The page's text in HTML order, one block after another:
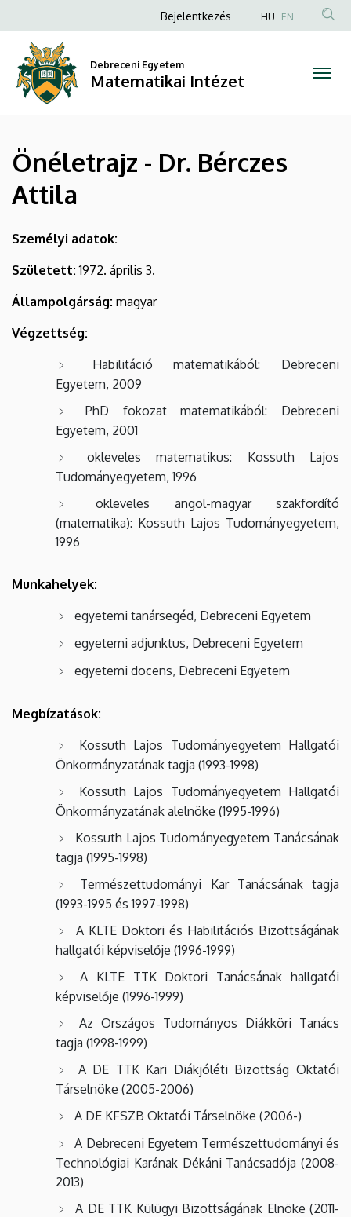
Dr.
Bérczes
Attila
Matematikai
Intézet
a
tartalomra
Anonim
fiók
menüje
Bejelentkezés HU EN
Debreceni Egyetem
Matematikai Intézet
Önéletrajz - Dr. Bérczes
Attila
Személyi adatok:
Született:1972. április 3.
Állampolgárság: magyar
Végzettség:
Habilitáció matematikából: Debreceni
Egyetem, 2009
PhD fokozat matematikából: Debreceni
Egyetem, 2001
okleveles matematikus: Kossuth Lajos
Tudományegyetem, 1996
okleveles angol-magyar szakfordító
(matematika): Kossuth Lajos Tudományegyetem,
1996
Munkahelyek:
egyetemi tanársegéd, Debreceni Egyetem
egyetemi adjunktus, Debreceni Egyetem
egyetemi docens, Debreceni Egyetem
Megbízatások:
Kossuth Lajos Tudományegyetem Hallgatói
Önkormányzatának tagja (1993-1998)
Kossuth Lajos Tudományegyetem Hallgatói
Önkormányzatának alelnöke (1995-1996)
Kossuth Lajos Tudományegyetem Tanácsának
tagja (1995-1998)
Természettudományi Kar Tanácsának tagja
(1993-1995 és 1997-1998)
A KLTE Doktori és Habilitációs Bizottságának
hallgatói képviselője (1996-1999)
A KLTE TTK Doktori Tanácsának hallgatói
képviselője (1996-1999)
Az Országos Tudományos Diákköri Tanács
tagja (1998-1999)
A DE TTK Kari Diákjóléti Bizottság Oktatói
Társelnöke (2005-2006)
A DE KFSZB Oktatói Társelnöke (2006-)
A Debreceni Egyetem Természettudományi és
Technológiai Karának Dékáni Tanácsadója (2008-
2013)
A DE TTK Külügyi Bizottságának Elnöke (2011-